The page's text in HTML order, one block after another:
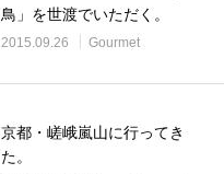
鳥」を世渡でいただく。
2015.09.26 Gourmet
京都・嵯峨嵐山に行ってき
た。